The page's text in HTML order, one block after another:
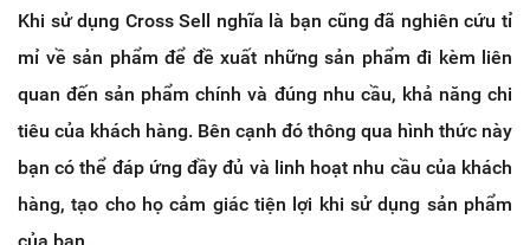
Khi sử dụng Cross Sell nghĩa là bạn cũng đã nghiên cứu tỉ
mỉ về sản phẩm để đề xuất những sản phẩm đi kèm liên
quan đến sản phẩm chính và đúng nhu cầu, khả năng chi
tiêu của khách hàng. Bên cạnh đó thông qua hình thức này
bạn có thể đáp ứng đầy đủ và linh hoạt nhu cầu của khách
hàng, tạo cho họ cảm giác tiện lợi khi sử dụng sản phẩm
của bạn.